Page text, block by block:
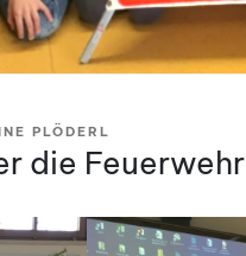
PLÖDERL
die Feuerwehr